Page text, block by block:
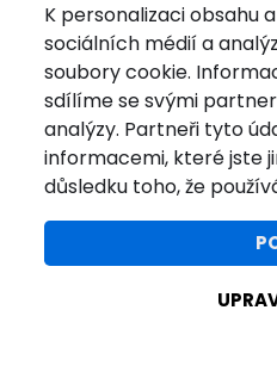
K personalizaci obsahu
sociálních médií a
soubory cookie.
sdílíme se svými
analýzy. Partneři tyto
informacemi, které jste
důsledku toho, že